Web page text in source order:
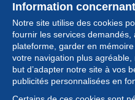
Information
Notre site utilise des cookies
fournir les services
plateforme, garder en
votre navigation plus
but d’adapter notre site à vos
publicités personnalisées en
Collection